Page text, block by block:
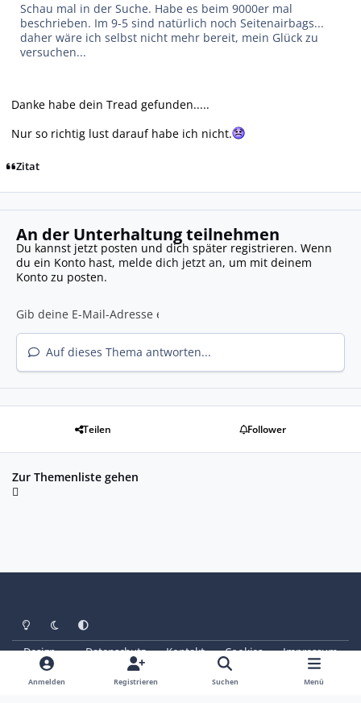
Schau mal in der Suche. Habe es beim 9000er mal
beschrieben. Im 9-5 sind natürlich noch Seitenairbags...
daher wäre ich selbst nicht mehr bereit, mein Glück zu
versuchen...
Danke habe dein Tread gefunden.....
Nur so richtig lust darauf habe ich nicht.
Zitat
An der Unterhaltung teilnehmen
Du kannst jetzt posten und dich später registrieren. Wenn
du ein Konto hast, melde dich jetzt an, um mit deinem
Konto zu posten.
Auf dieses Thema antworten...
Teilen Follower
Zur Themenliste gehen
Heller ModusDunkler Modus
Systemeinstellung
Design Datenschutz Kontakt Cookies
Impressum
© Copyright 2025 - SAABoteure e. V.
Powered by Invision Community
Anmelden Registrieren Suchen Menü